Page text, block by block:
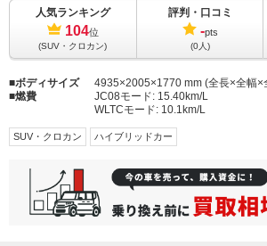
人気ランキング
104位
(SUV・クロカン)
評判・口コミ
-pts
(0人)
ボディサイズ
4935×2005×1770 mm (全長×全幅×
燃費
JC08モード: 15.40km/L
WLTCモード: 10.1km/L
SUV・クロカン ハイブリッドカー